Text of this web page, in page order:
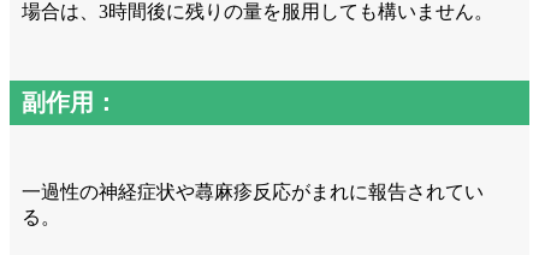
場合は、3時間後に残りの量を服用しても構いません。
副作用：
一過性の神経症状や蕁麻疹反応がまれに報告されてい
る。